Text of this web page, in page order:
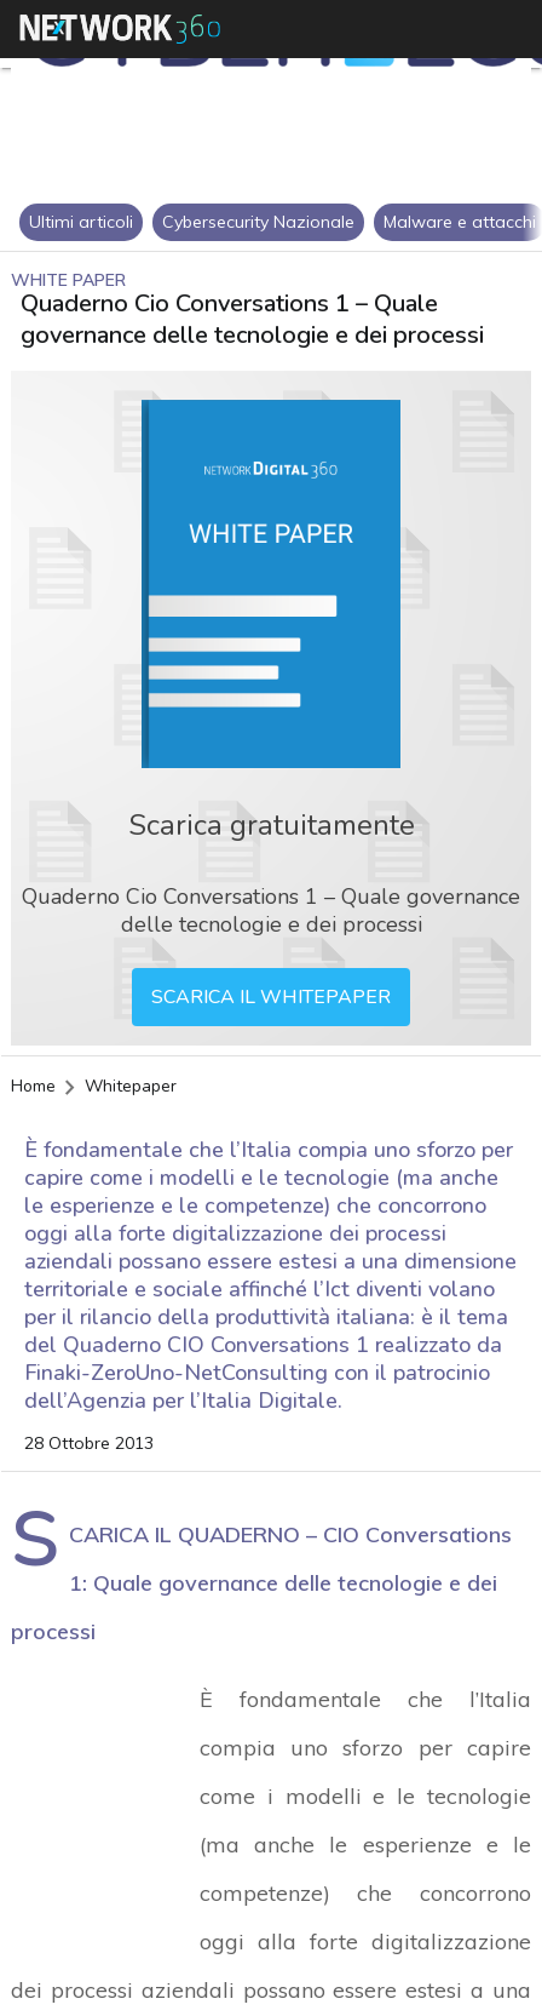
Ultimi articoli Cybersecurity Nazionale Malware e attacchi
WHITE PAPER
Quaderno Cio Conversations 1 – Quale
governance delle tecnologie e dei processi
Scarica gratuitamente
Quaderno Cio Conversations 1 – Quale governance
delle tecnologie e dei processi
SCARICA IL WHITEPAPER
Home Whitepaper
È fondamentale che l’Italia compia uno sforzo per
capire come i modelli e le tecnologie (ma anche
le esperienze e le competenze) che concorrono
oggi alla forte digitalizzazione dei processi
aziendali possano essere estesi a una dimensione
territoriale e sociale affinché l’Ict diventi volano
per il rilancio della produttività italiana: è il tema
del Quaderno CIO Conversations 1 realizzato da
Finaki-ZeroUno-NetConsulting con il patrocinio
dell’Agenzia per l’Italia Digitale.
28 Ottobre 2013
S CARICA IL QUADERNO – CIO Conversations
1: Quale governance delle tecnologie e dei
processi
È fondamentale che l’Italia
compia uno sforzo per capire
come i modelli e le tecnologie
(ma anche le esperienze e le
competenze) che concorrono
oggi alla forte digitalizzazione
dei processi aziendali possano essere estesi a una